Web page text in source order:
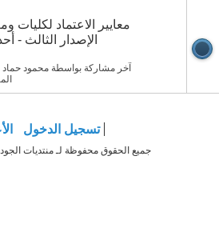
معايير الاعتماد لكليات
الإصدار الثالث -
آخر مشاركة بواسطة محمود حماد 26-04-2016
تسجيل الدخول
جميع الحقوق محفوظة لـ منتديات الجودة